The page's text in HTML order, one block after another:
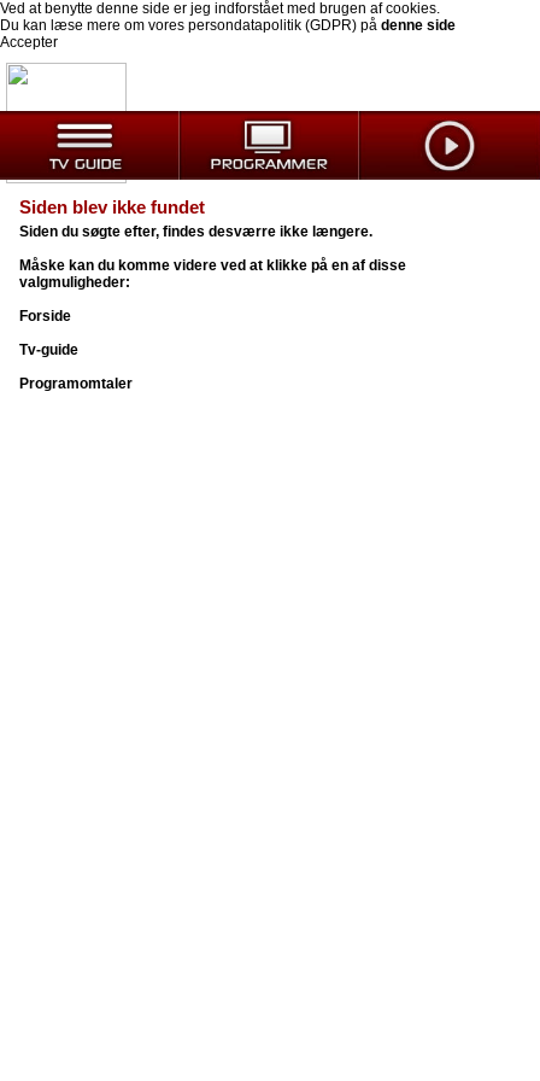
Ved at benytte denne side er jeg indforstået med brugen af cookies.
Du kan læse mere om vores persondatapolitik (GDPR) på denne side
Accepter
Siden blev ikke fundet
Siden du søgte efter, findes desværre ikke længere.
Måske kan du komme videre ved at klikke på en af disse
valgmuligheder:
Forside
Tv-guide
Programomtaler